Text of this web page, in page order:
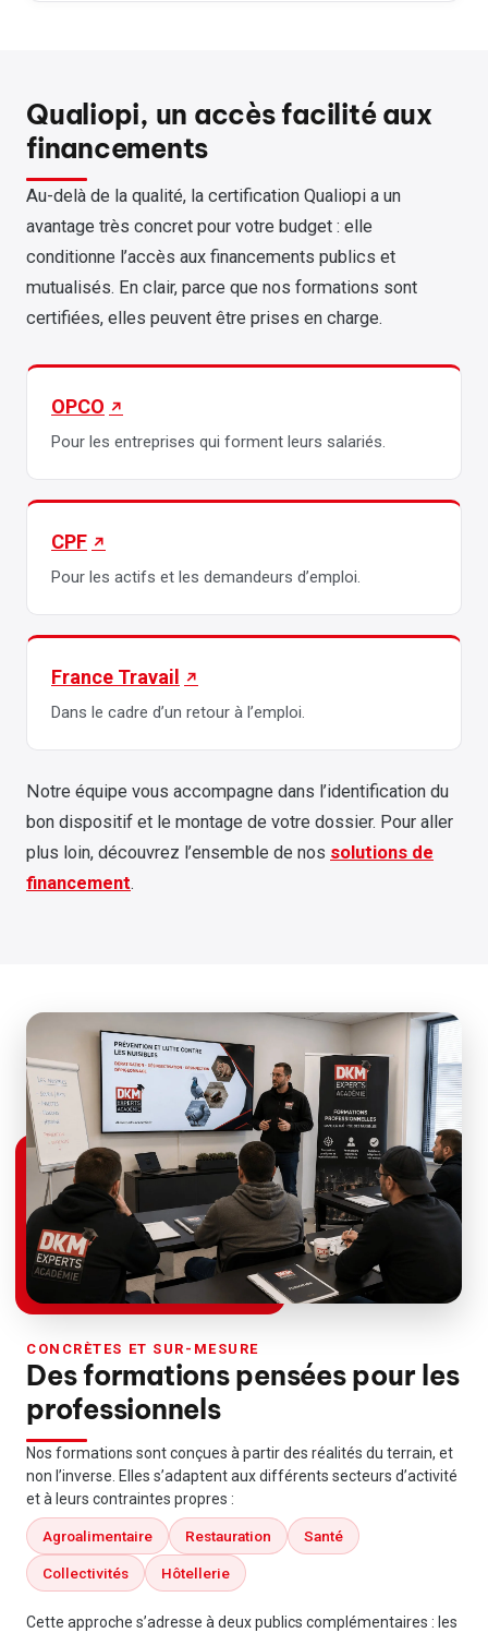
Qualiopi, un accès facilité aux
financements
Au-delà de la qualité, la certification Qualiopi a un
avantage très concret pour votre budget : elle
conditionne l’accès aux financements publics et
mutualisés. En clair, parce que nos formations sont
certifiées, elles peuvent être prises en charge.
OPCO
Pour les entreprises qui forment leurs salariés.
CPF
Pour les actifs et les demandeurs d’emploi.
France Travail
Dans le cadre d’un retour à l’emploi.
Notre équipe vous accompagne dans l’identification du
bon dispositif et le montage de votre dossier. Pour aller
plus loin, découvrez l’ensemble de nos solutions de
financement.
CONCRÈTES ET SUR-MESURE
Des formations pensées pour les
professionnels
Nos formations sont conçues à partir des réalités du terrain, et
non l’inverse. Elles s’adaptent aux différents secteurs d’activité
et à leurs contraintes propres :
Agroalimentaire Restauration Santé
Collectivités Hôtellerie
Cette approche s’adresse à deux publics complémentaires : les